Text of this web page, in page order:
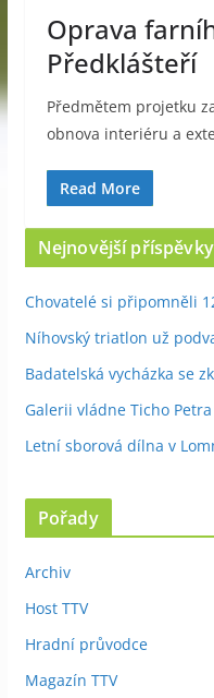
Oprava
Předklášteří
Předmětem projetku
obnova interiéru a
Read More
Nejnovější příspěvky
Chovatelé si připomněli
Níhovský triatlon už
Badatelská vycházka se
Galerii vládne Ticho
Letní sborová dílna v
Pořady
Archiv
Host TTV
Hradní průvodce
Magazín TTV